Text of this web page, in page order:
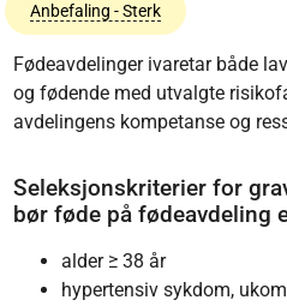
Anbefaling - Sterk
Fødeavdelinger ivaretar både
og fødende med utvalgte
avdelingens kompetanse og
Seleksjonskriterier for
bør føde på fødeavdeling
alder ≥ 38 år
hypertensiv sykdom,